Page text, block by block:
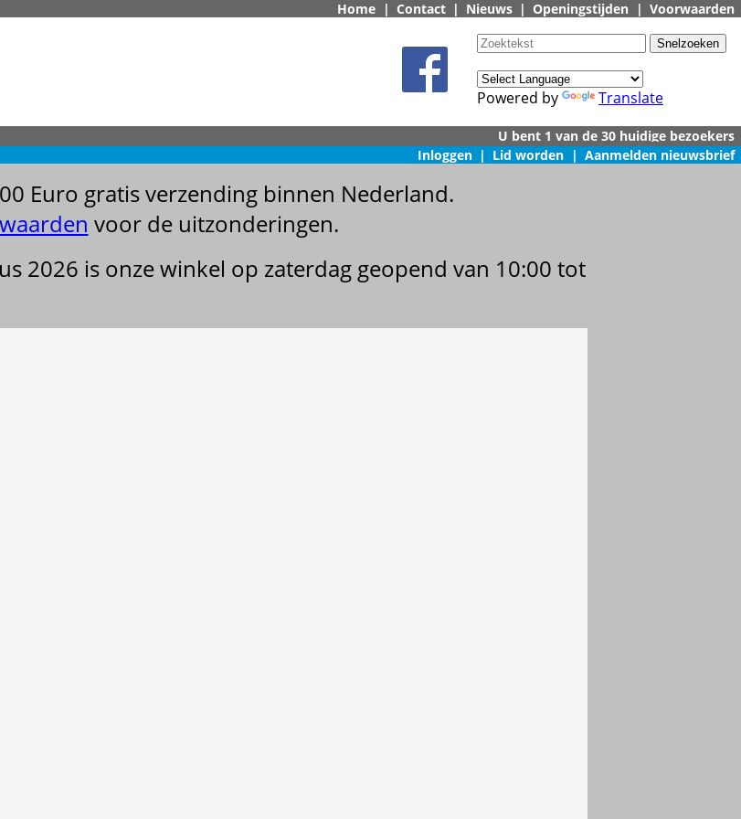
Home | Contact | Nieuws | Openingstijden | Voorwaarden
Powered by Translate
Inloggen | Lid worden | Aanmelden nieuwsbrief
Euro gratis verzending binnen Nederland.
voor de uitzonderingen.
2026 is onze winkel op zaterdag geopend van 10:00 tot